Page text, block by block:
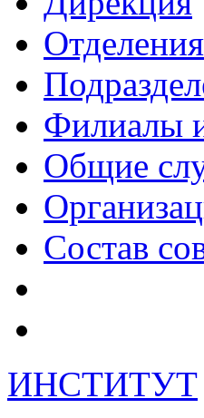
Отделения
Филиалы
Общие
Состав
ИНСТИТУТ